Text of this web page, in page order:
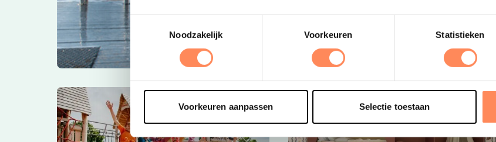
Noodzakelijk
Voorkeuren Statistieken
Voorkeuren aanpassen Selectie toestaan